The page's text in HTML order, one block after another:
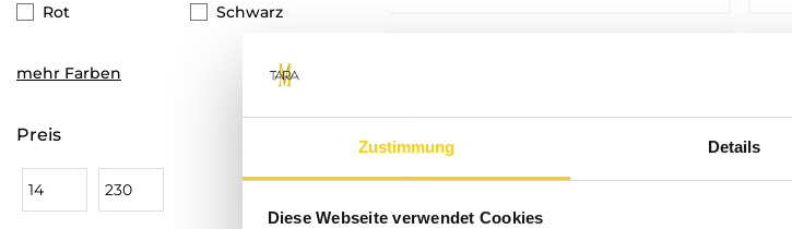
Zustimmung Details
Diese Webseite verwendet Cookies
Rot Schwarz
mehr Farben
Preis